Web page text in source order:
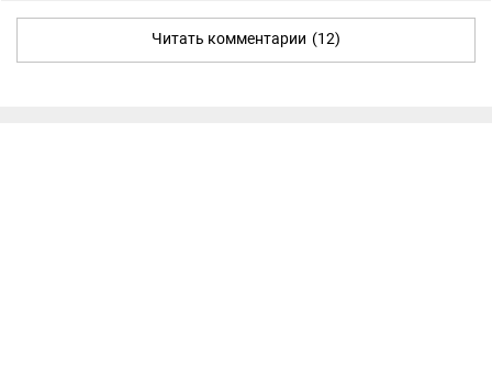
Читать комментарии (12)